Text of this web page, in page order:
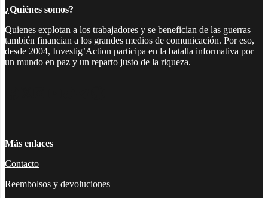
¿Quiénes somos?
Quienes explotan a los trabajadores y se benefician de las guerras
también financian a los grandes medios de comunicación. Por eso,
desde 2004, Investig’Action participa en la batalla informativa por
un mundo en paz y un reparto justo de la riqueza.
Más enlaces
Contacto
Reembolsos y devoluciones